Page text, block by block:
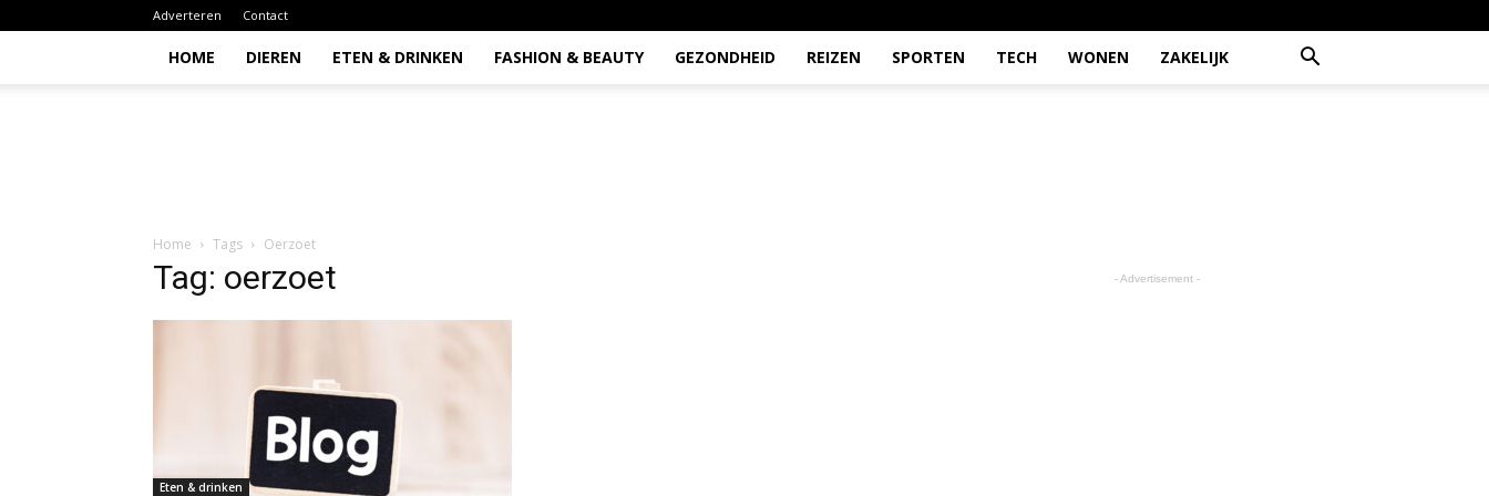
Adverteren Contact
HOME DIEREN ETEN & DRINKEN FASHION & BEAUTY GEZONDHEID REIZEN SPORTEN TECH WONEN ZAKELIJK
Home Tags Oerzoet
Tag: oerzoet
Eten & drinken
- Advertisement -